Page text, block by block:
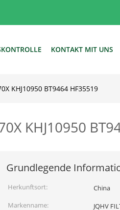
KONTAKT MIT UNS
KHJ10950 BT9464 HF35519
KHJ10950
Grundlegende
Herkunftsort:
China
Markenname:
JQHV